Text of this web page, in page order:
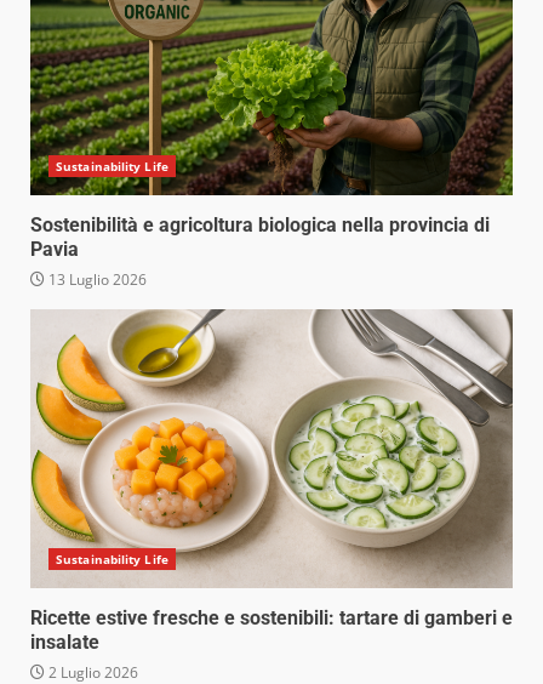
Sustainability Life
Sostenibilità e agricoltura biologica nella provincia di
Pavia
13 Luglio 2026
Sustainability Life
Ricette estive fresche e sostenibili: tartare di gamberi e
insalate
2 Luglio 2026